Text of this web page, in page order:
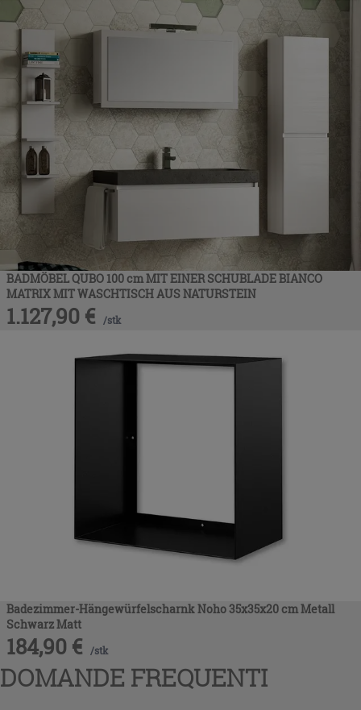
BADMÖBEL QUBO 100 cm MIT EINER SCHUBLADE BIANCO
MATRIX MIT WASCHTISCH AUS NATURSTEIN
1.127,90 € /stk
Badezimmer-Hängewürfelscharnk Noho 35x35x20 cm Metall
Schwarz Matt
184,90 € /stk
DOMANDE FREQUENTI